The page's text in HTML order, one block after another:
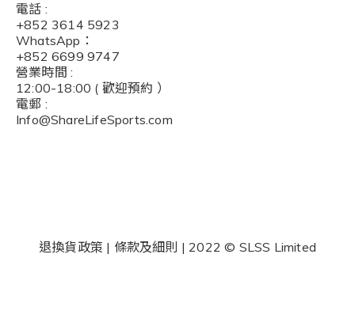
電話 :
+852 3614 5923
WhatsApp：
+852 6699 9747
營業時間 :
12:00-18:00 ( 歡迎預約 ）
電郵 :
Info@ShareLifeSports.com
退換貨政策 | 條款及細則 | 2022 © SLSS Limited